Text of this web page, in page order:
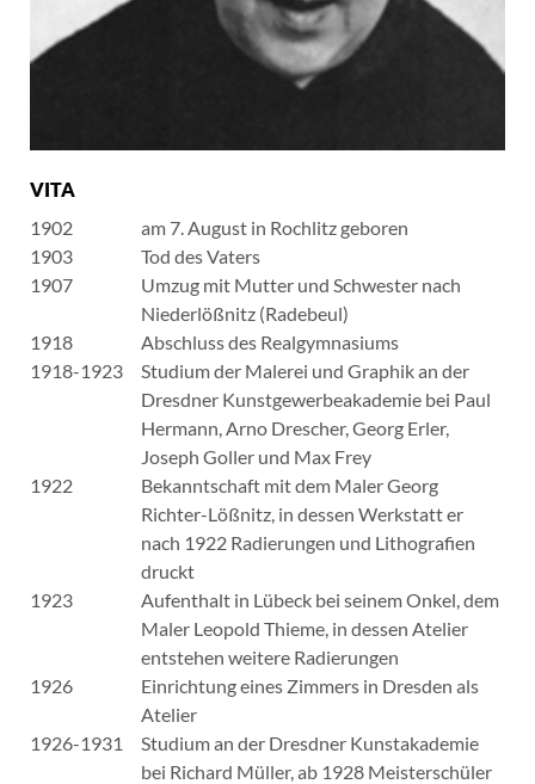
VITA
1902
am 7. August in Rochlitz geboren
1903
Tod des Vaters
1907
Umzug mit Mutter und Schwester nach
Niederlößnitz (Radebeul)
1918
Abschluss des Realgymnasiums
1918-1923
Studium der Malerei und Graphik an der
Dresdner Kunstgewerbeakademie bei Paul
Hermann, Arno Drescher, Georg Erler,
Joseph Goller und Max Frey
1922
Bekanntschaft mit dem Maler Georg
Richter-Lößnitz, in dessen Werkstatt er
nach 1922 Radierungen und Lithografien
druckt
1923
Aufenthalt in Lübeck bei seinem Onkel, dem
Maler Leopold Thieme, in dessen Atelier
entstehen weitere Radierungen
1926
Einrichtung eines Zimmers in Dresden als
Atelier
1926-1931
Studium an der Dresdner Kunstakademie
bei Richard Müller, ab 1928 Meisterschüler